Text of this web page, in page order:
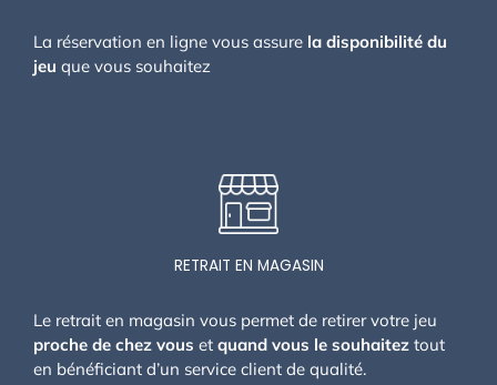
La réservation en ligne vous assure la disponibilité du
jeu que vous souhaitez
RETRAIT EN MAGASIN
Le retrait en magasin vous permet de retirer votre jeu
proche de chez vous et quand vous le souhaitez tout
en bénéficiant d’un service client de qualité.